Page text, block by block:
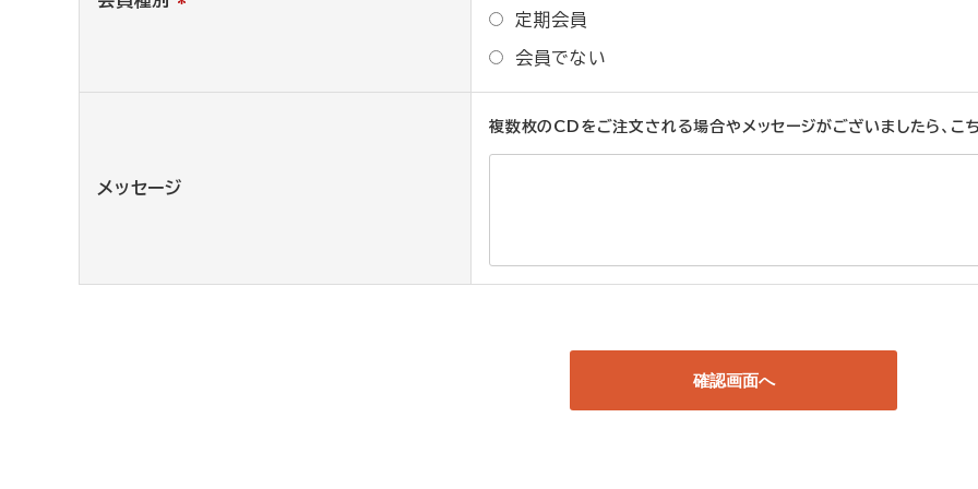
定期会員
会員でない
メッセージ
複数枚のCDをご注文される場合やメッセージがございましたら、こ